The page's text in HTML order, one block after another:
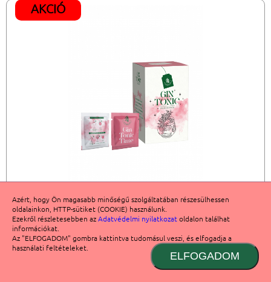
Azért, hogy Ön magasabb minőségű szolgáltatában részesülhessen
oldalainkon, HTTP-sütiket (COOKIE) használunk.
Ezekről részletesebben azAdatvédelmi nyilatkozatoldalon találhat
információkat.
Az "ELFOGADOM" gombra kattintva tudomásul veszi, és elfogadja a
használati feltételeket.
ELFOGADOM
AKCIÓ
GINTONIC FŰSZERKEVERÉK
1980 Ft 1450 Ft  